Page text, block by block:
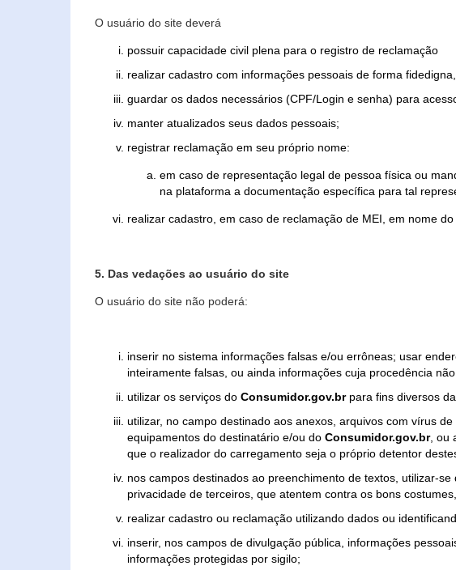
O usuário do site deverá
possuir capacidade civil plena para o registro de reclamação
realizar cadastro com informações pessoais de forma
guardar os dados necessários (CPF/Login e senha) para
manter atualizados seus dados pessoais;
registrar reclamação em seu próprio nome:
em caso de representação legal de pessoa física ou
na plataforma a documentação específica para tal
realizar cadastro, em caso de reclamação de MEI, em nome
5. Das vedações ao usuário do site
O usuário do site não poderá:
inserir no sistema informações falsas e/ou errôneas; usar
inteiramente falsas, ou ainda informações cuja procedência
utilizar os serviços do Consumidor.gov.brpara fins diversos
utilizar, no campo destinado aos anexos, arquivos com vírus
equipamentos do destinatário e/ou do Consumidor.gov.br, ou
que o realizador do carregamento seja o próprio detentor
nos campos destinados ao preenchimento de textos, utilizar-
privacidade de terceiros, que atentem contra os bons
realizar cadastro ou reclamação utilizando dados ou
inserir, nos campos de divulgação pública, informações
informações protegidas por sigilo;